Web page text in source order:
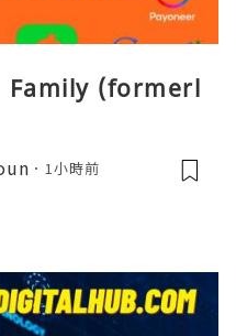
Family (formerl
1小時前